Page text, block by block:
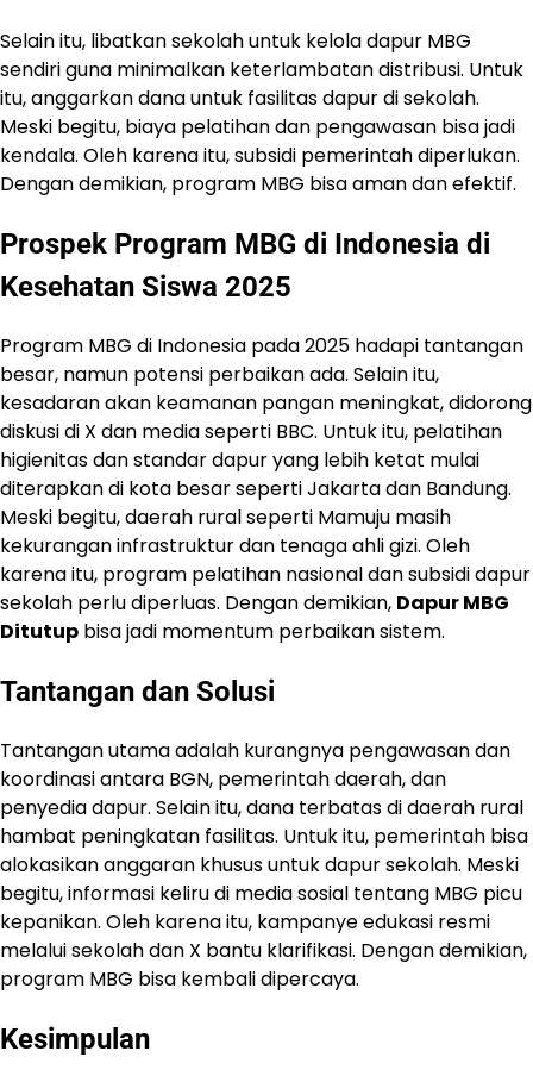
Selain itu, libatkan sekolah untuk kelola dapur MBG
sendiri guna minimalkan keterlambatan distribusi. Untuk
itu, anggarkan dana untuk fasilitas dapur di sekolah.
Meski begitu, biaya pelatihan dan pengawasan bisa jadi
kendala. Oleh karena itu, subsidi pemerintah diperlukan.
Dengan demikian, program MBG bisa aman dan efektif.
Prospek Program MBG di Indonesia di
Kesehatan Siswa 2025
Program MBG di Indonesia pada 2025 hadapi tantangan
besar, namun potensi perbaikan ada. Selain itu,
kesadaran akan keamanan pangan meningkat, didorong
diskusi di X dan media seperti BBC. Untuk itu, pelatihan
higienitas dan standar dapur yang lebih ketat mulai
diterapkan di kota besar seperti Jakarta dan Bandung.
Meski begitu, daerah rural seperti Mamuju masih
kekurangan infrastruktur dan tenaga ahli gizi. Oleh
karena itu, program pelatihan nasional dan subsidi dapur
sekolah perlu diperluas. Dengan demikian, Dapur MBG
Ditutup bisa jadi momentum perbaikan sistem.
Tantangan dan Solusi
Tantangan utama adalah kurangnya pengawasan dan
koordinasi antara BGN, pemerintah daerah, dan
penyedia dapur. Selain itu, dana terbatas di daerah rural
hambat peningkatan fasilitas. Untuk itu, pemerintah bisa
alokasikan anggaran khusus untuk dapur sekolah. Meski
begitu, informasi keliru di media sosial tentang MBG picu
kepanikan. Oleh karena itu, kampanye edukasi resmi
melalui sekolah dan X bantu klarifikasi. Dengan demikian,
program MBG bisa kembali dipercaya.
Kesimpulan